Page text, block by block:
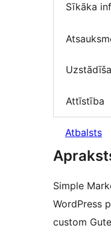
Sīkāka
Attīstība
Atbalsts
Simple
WordPress
custom